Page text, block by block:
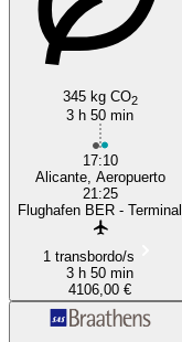
345 kg CO2
3 h 50 min
17:10
Alicante, Aeropuerto
21:25
Flughafen BER - Terminal
1 transbordo/s
3 h 50 min
4106,00 €